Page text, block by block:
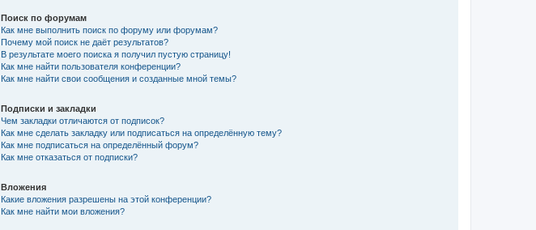
Поиск по форумам
Как мне выполнить поиск по форуму или форумам?
Почему мой поиск не даёт результатов?
В результате моего поиска я получил пустую страницу!
Как мне найти пользователя конференции?
Как мне найти свои сообщения и созданные мной темы?
Подписки и закладки
Чем закладки отличаются от подписок?
Как мне сделать закладку или подписаться на определённую тему?
Как мне подписаться на определённый форум?
Как мне отказаться от подписки?
Вложения
Какие вложения разрешены на этой конференции?
Как мне найти мои вложения?